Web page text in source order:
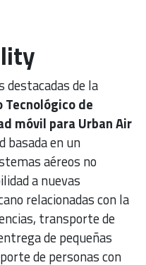
destacadas de la
de
móvil para Urban Air
basada en un
aéreos no
a nuevas
relacionadas con la
transporte de
de pequeñas
de personas con